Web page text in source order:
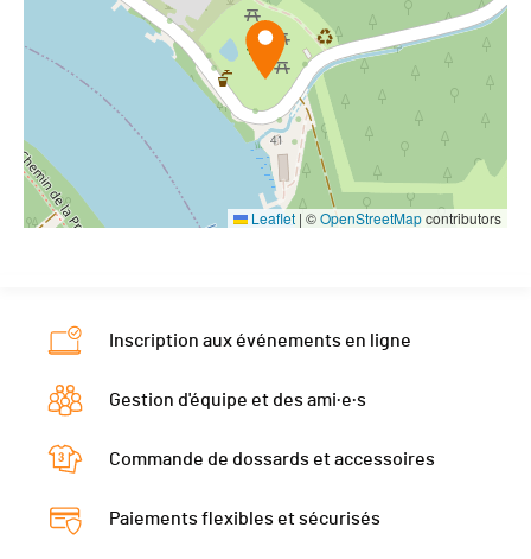
Leaflet | ©OpenStreetMapcontributors
Inscription aux événements en ligne
Gestion d'équipe et des ami·e·s
Commande de dossards et accessoires
Paiements flexibles et sécurisés